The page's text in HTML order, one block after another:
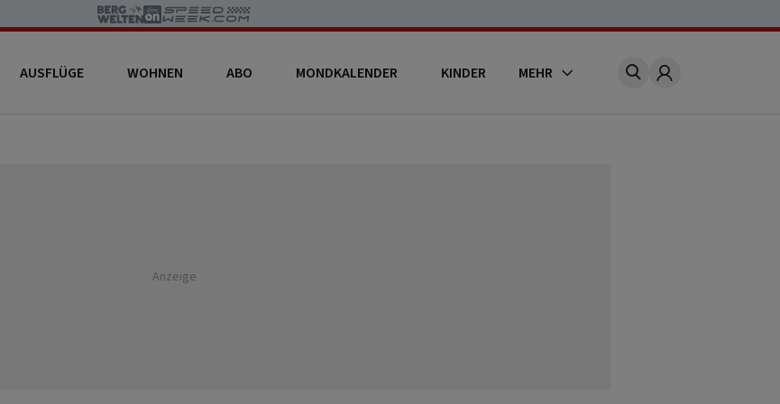
AUSFLÜGE WOHNEN ABO MONDKALENDER KINDER MEHR Account
Anzeige